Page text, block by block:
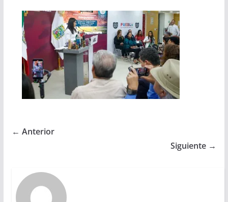
← Anterior
Siguiente →